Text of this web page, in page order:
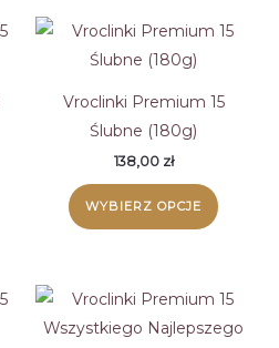
Vroclinki Premium 15
Ślubne (180g)
138,00 zł
WYBIERZ OPCJE